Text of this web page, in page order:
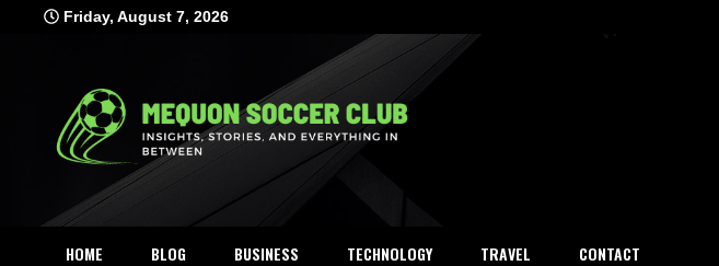
Friday, August 7, 2026
Mequon Soccer Club
Insights, Stories, and Everything In Between
HOME BLOG BUSINESS TECHNOLOGY TRAVEL CONTACT